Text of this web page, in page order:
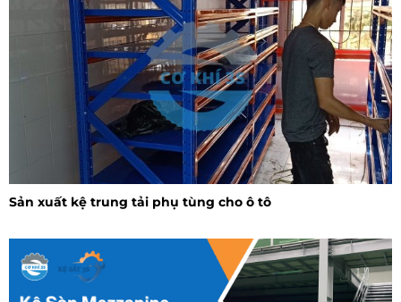
Sản xuất kệ trung tải phụ tùng cho ô tô